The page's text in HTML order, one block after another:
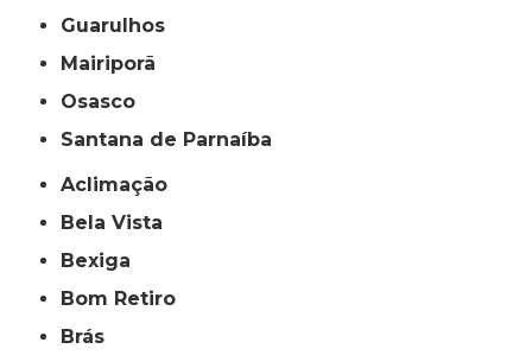
Guarulhos
Mairiporã
Osasco
Santana de Parnaíba
Aclimação
Bela Vista
Bexiga
Bom Retiro
Brás